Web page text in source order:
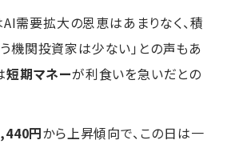
需要拡大の恩恵はあまりなく、積
機関投資家は少ない」との声もあ
短期マネーが利食いを急いだとの
円から上昇傾向で、この日は一